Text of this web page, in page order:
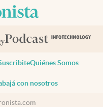
Quiénes Somos
con nosotros